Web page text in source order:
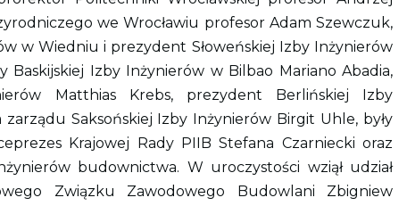
we Wrocławiu profesor Adam Szewczuk,
w Wiedniu i prezydent Słoweńskiej Izby Inżynierów
Baskijskiej Izby Inżynierów w Bilbao Mariano Abadia,
Matthias Krebs, prezydent Berlińskiej Izby
Saksońskiej Izby Inżynierów Birgit Uhle, były
Krajowej Rady PIIB Stefana Czarniecki oraz
budownictwa. W uroczystości wziął udział
Związku Zawodowego Budowlani Zbigniew